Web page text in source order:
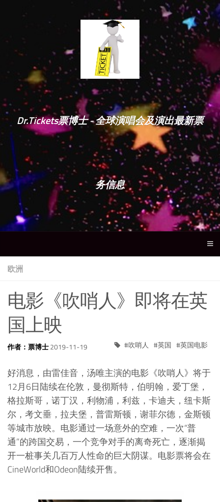
Dr.Tickets票博士 - 全球演唱会及演出最新票
务信息
欧洲
电影《吹哨人》即将在英
国上映
作者：票博士2019-11-19 吹哨人 英国 英国电影
好消息，由雷佳音，汤唯主演的电影《吹哨人》将于
12月6日陆续在伦敦，曼彻斯特，伯明翰，爱丁堡，
格拉斯哥，诺丁汉，利物浦，利兹，卡迪夫，纽卡斯
尔，考文垂，拉夫堡，普雷斯顿，谢菲尔德，金斯顿
等城市放映。电影通过一场意外的空难，一次“普
通”的跨国交易，一个竞争对手的离奇死亡，逐渐揭
开一桩事关几百万人性命的巨大阴谋。电影票将会在
CineWorld和Odeon陆续开售。